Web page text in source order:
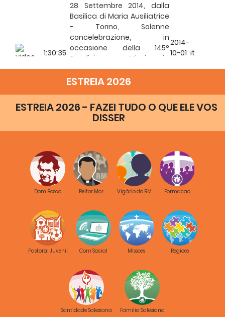
1:30:35
28 Settembre 2014, dalla
Basilica di Maria Ausiliatrice
- Torino, Solenne
concelebrazione, in
occasione della 145°
Spedizione Missionaria
Salesiana, presieduta dal
Rettor Maggiore dei
2014-
10-01 it
12:38
Omelia del Rettor Maggiore
Don Ángel Fernandez
Solenne Celebrazione per la
145° Partenza dei missionari
salesiani.
10-01
7:33
Prima parte della
presentazione dell'anno
Bicentenario della nascita
di San Giovanni Bosco ad
opera di Don Angel Artime, X
successore di Don Bosco.
Bosco Italia.
2014-
10-01 it
Video Saluto Anno
Bicentenario
Video Saluto Anno
ESTREIA 2026
ESTREIA 2026 - FAZEI TUDO O QUE ELE VOS
DISSER
Dom Bosco Reitor Mor Vigário do RM Formacao
Pastoral Juvenil Com Social Missoes Regioes
Santidade Salesiana Familia Salesiana